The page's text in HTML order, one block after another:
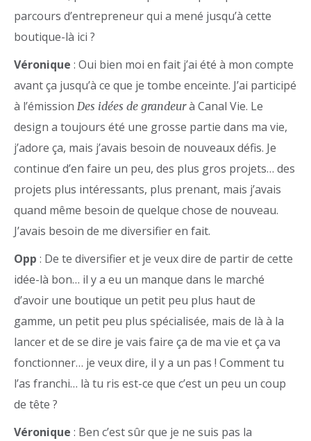
parcours d’entrepreneur qui a mené jusqu’à cette
boutique-là ici ?
Véronique : Oui bien moi en fait j’ai été à mon compte
avant ça jusqu’à ce que je tombe enceinte. J’ai participé
à l’émission Des idées de grandeurà Canal Vie. Le
design a toujours été une grosse partie dans ma vie,
j’adore ça, mais j’avais besoin de nouveaux défis. Je
continue d’en faire un peu, des plus gros projets… des
projets plus intéressants, plus prenant, mais j’avais
quand même besoin de quelque chose de nouveau.
J’avais besoin de me diversifier en fait.
Opp : De te diversifier et je veux dire de partir de cette
idée-là bon… il y a eu un manque dans le marché
d’avoir une boutique un petit peu plus haut de
gamme, un petit peu plus spécialisée, mais de là à la
lancer et de se dire je vais faire ça de ma vie et ça va
fonctionner… je veux dire, il y a un pas ! Comment tu
l’as franchi… là tu ris est-ce que c’est un peu un coup
de tête ?
Véronique : Ben c’est sûr que je ne suis pas la